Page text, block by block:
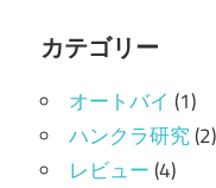
カテゴリー
オートバイ (1)
ハンクラ研究(2)
レビュー(4)